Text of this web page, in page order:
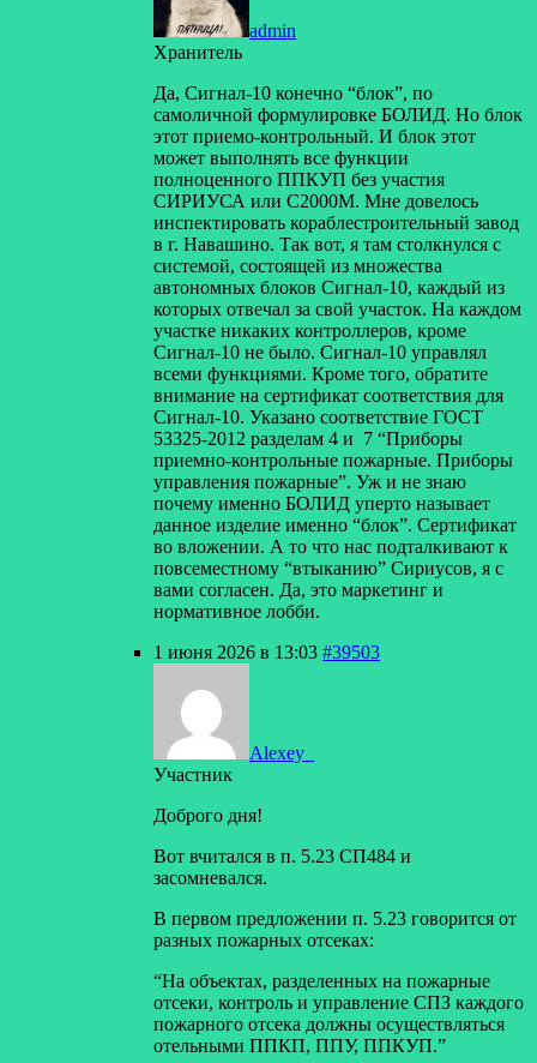
admin
Хранитель
Да, Сигнал-10 конечно “блок”, по
самоличной формулировке БОЛИД. Но блок
этот приемо-контрольный. И блок этот
может выполнять все функции
полноценного ППКУП без участия
СИРИУСА или С2000М. Мне довелось
инспектировать кораблестроительный завод
в г. Навашино. Так вот, я там столкнулся с
системой, состоящей из множества
автономных блоков Сигнал-10, каждый из
которых отвечал за свой участок. На каждом
участке никаких контроллеров, кроме
Сигнал-10 не было. Сигнал-10 управлял
всеми функциями. Кроме того, обратите
внимание на сертификат соответствия для
Сигнал-10. Указано соответствие ГОСТ
53325-2012 разделам 4 и 7 “Приборы
приемно-контрольные пожарные. Приборы
управления пожарные”. Уж и не знаю
почему именно БОЛИД уперто называет
данное изделие именно “блок”. Сертификат
во вложении. А то что нас подталкивают к
повсеместному “втыканию” Сириусов, я с
вами согласен. Да, это маркетинг и
нормативное лобби.
1 июня 2026 в 13:03 #39503
Alexey_
Участник
Доброго дня!
Вот вчитался в п. 5.23 СП484 и
засомневался.
В первом предложении п. 5.23 говорится от
разных пожарных отсеках:
“На объектах, разделенных на пожарные
отсеки, контроль и управление СПЗ каждого
пожарного отсека должны осуществляться
отельными ППКП, ППУ, ППКУП.”